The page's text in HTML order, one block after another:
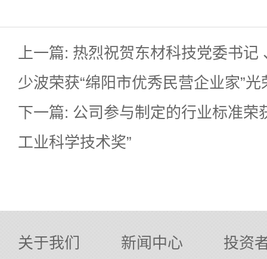
上一篇: 热烈祝贺东材科技党委书记
少波荣获“绵阳市优秀民营企业家”光
下一篇: 公司参与制定的行业标准荣
工业科学技术奖”
关于我们 新闻中心
投资